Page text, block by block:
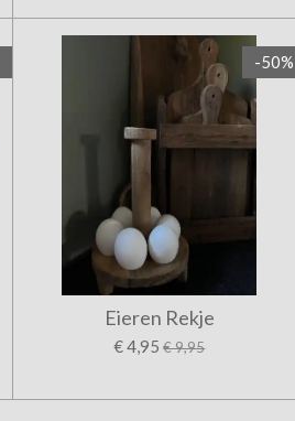
-50%
Eieren Rekje
€ 4,95 € 9,95